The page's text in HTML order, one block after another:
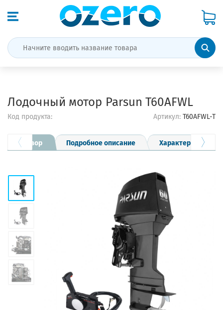
Лодочный мотор Parsun T60AFWL
Код продукта: Артикул: T60AFWL-T
Обзор Подробное описание Характеристики